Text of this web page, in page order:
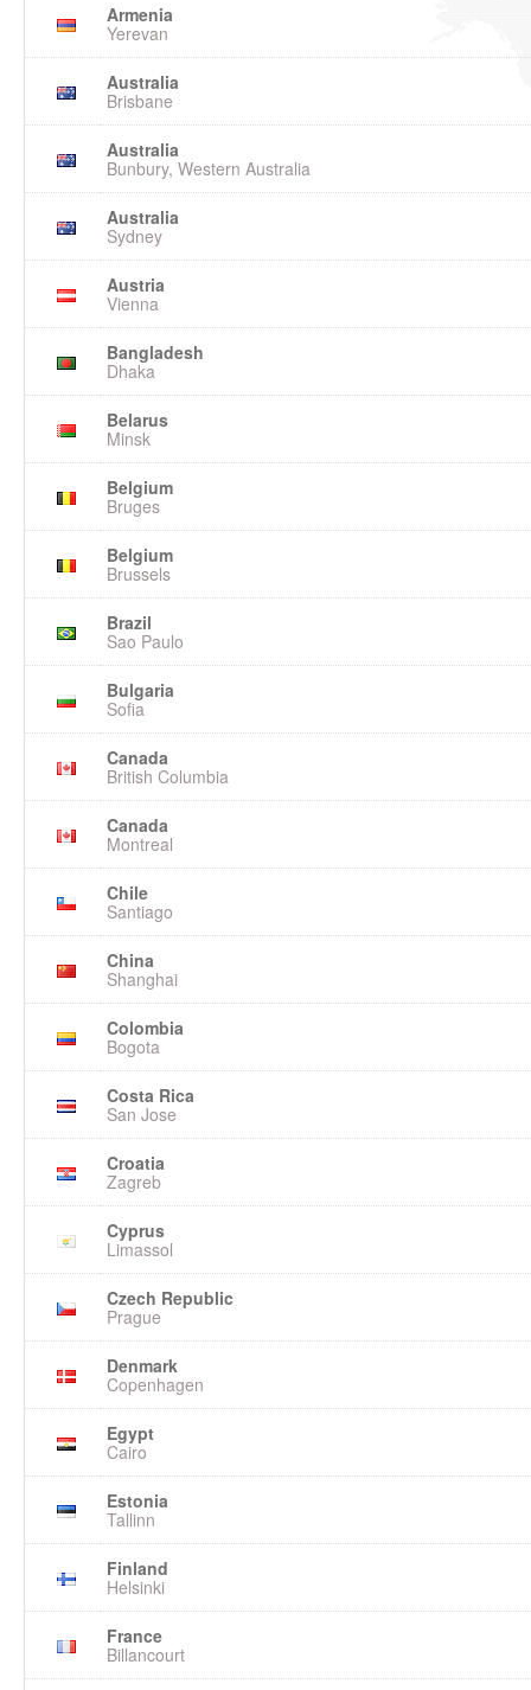
Armenia
Yerevan
Australia
Brisbane
Australia
Bunbury, Western Australia
Australia
Sydney
Austria
Vienna
Bangladesh
Dhaka
Belarus
Minsk
Belgium
Bruges
Belgium
Brussels
Brazil
Sao Paulo
Bulgaria
Sofia
Canada
British Columbia
Canada
Montreal
Chile
Santiago
China
Shanghai
Colombia
Bogota
Costa Rica
San Jose
Croatia
Zagreb
Cyprus
Limassol
Czech Republic
Prague
Denmark
Copenhagen
Egypt
Cairo
Estonia
Tallinn
Finland
Helsinki
France
Billancourt